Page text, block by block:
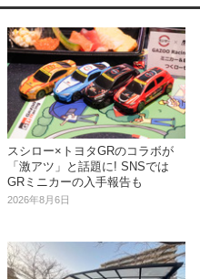
スシロー×トヨタGRのコラボが
「激アツ」と話題に! SNSでは
GRミニカーの入手報告も
2026年8月6日